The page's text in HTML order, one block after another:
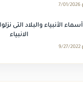
7/01/2026
أسماء الأنبياء والبلاد التى
الانبياء
9/27/2022